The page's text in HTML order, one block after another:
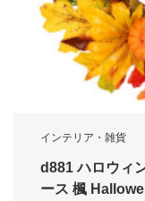
インテリア・雑貨
d881 ハロウィ
ース 楓